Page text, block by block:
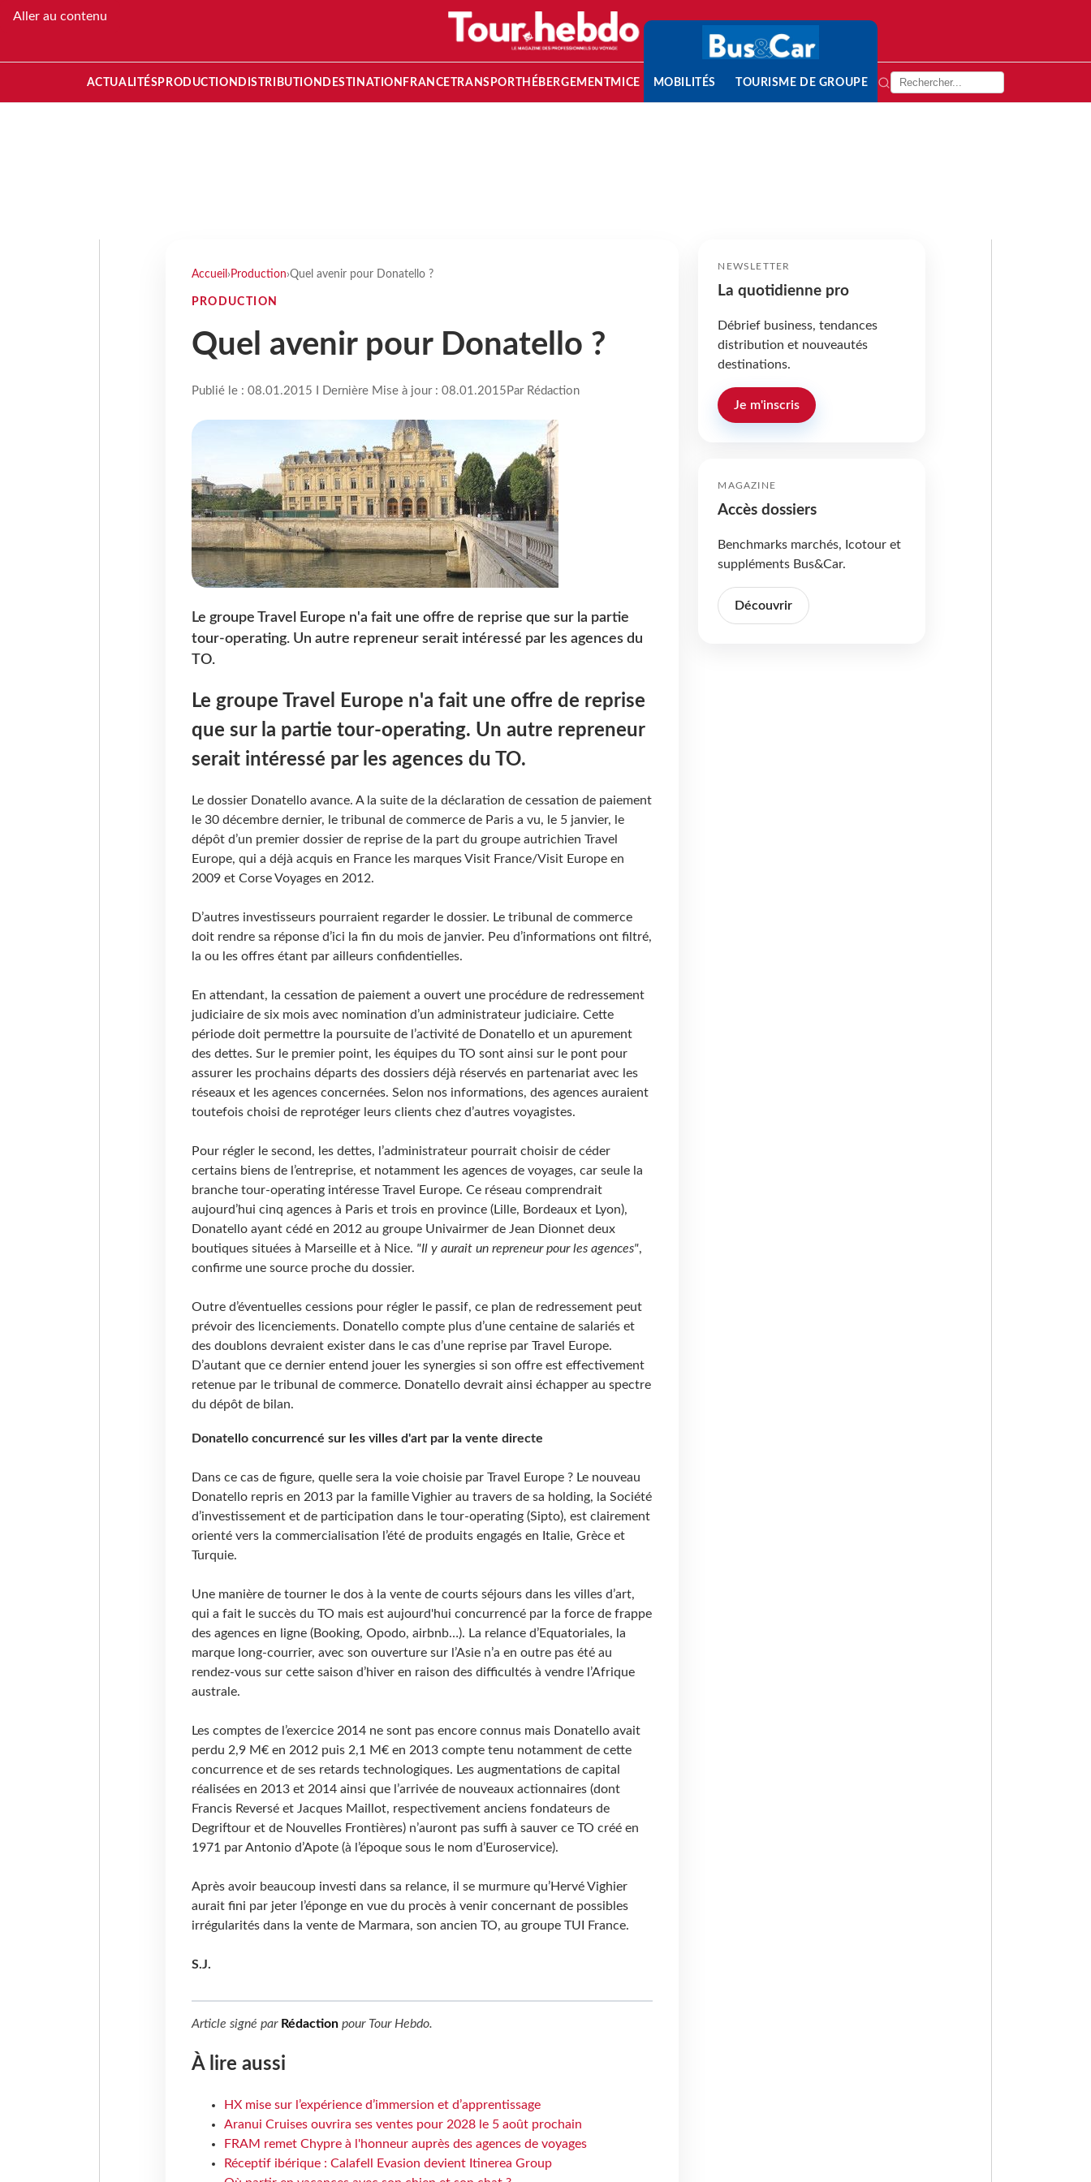
Aller au contenu
ACTUALITÉS PRODUCTION DISTRIBUTION DESTINATION FRANCETRANSPORT HÉBERGEMENTMICE MOBILITÉS TOURISME DE GROUPE
Accueil › Production›Quel avenir pour Donatello ?
PRODUCTION
Quel avenir pour Donatello ?
Publié le : 08.01.2015 I Dernière Mise à jour : 08.01.2015 Par Rédaction
Le groupe Travel Europe n'a fait une offre de reprise que sur la partie
tour-operating. Un autre repreneur serait intéressé par les agences du
TO.
Le groupe Travel Europe n'a fait une offre de reprise
que sur la partie tour-operating. Un autre repreneur
serait intéressé par les agences du TO.
Le dossier Donatello avance. A la suite de la déclaration de cessation de paiement
le 30 décembre dernier, le tribunal de commerce de Paris a vu, le 5 janvier, le
dépôt d’un premier dossier de reprise de la part du groupe autrichien Travel
Europe, qui a déjà acquis en France les marques Visit France/Visit Europe en
2009 et Corse Voyages en 2012.
D’autres investisseurs pourraient regarder le dossier. Le tribunal de commerce
doit rendre sa réponse d’ici la fin du mois de janvier. Peu d’informations ont filtré,
la ou les offres étant par ailleurs confidentielles.
En attendant, la cessation de paiement a ouvert une procédure de redressement
judiciaire de six mois avec nomination d’un administrateur judiciaire. Cette
période doit permettre la poursuite de l’activité de Donatello et un apurement
des dettes. Sur le premier point, les équipes du TO sont ainsi sur le pont pour
assurer les prochains départs des dossiers déjà réservés en partenariat avec les
réseaux et les agences concernées. Selon nos informations, des agences auraient
toutefois choisi de reprotéger leurs clients chez d’autres voyagistes.
Pour régler le second, les dettes, l’administrateur pourrait choisir de céder
certains biens de l’entreprise, et notamment les agences de voyages, car seule la
branche tour-operating intéresse Travel Europe. Ce réseau comprendrait
aujourd’hui cinq agences à Paris et trois en province (Lille, Bordeaux et Lyon),
Donatello ayant cédé en 2012 au groupe Univairmer de Jean Dionnet deux
boutiques situées à Marseille et à Nice. "Il y aurait un repreneur pour les agences",
confirme une source proche du dossier.
Outre d’éventuelles cessions pour régler le passif, ce plan de redressement peut
prévoir des licenciements. Donatello compte plus d’une centaine de salariés et
des doublons devraient exister dans le cas d’une reprise par Travel Europe.
D’autant que ce dernier entend jouer les synergies si son offre est effectivement
retenue par le tribunal de commerce. Donatello devrait ainsi échapper au spectre
du dépôt de bilan.
Donatello concurrencé sur les villes d'art par la vente directe
Dans ce cas de figure, quelle sera la voie choisie par Travel Europe ? Le nouveau
Donatello repris en 2013 par la famille Vighier au travers de sa holding, la Société
d’investissement et de participation dans le tour-operating (Sipto), est clairement
orienté vers la commercialisation l’été de produits engagés en Italie, Grèce et
Turquie.
Une manière de tourner le dos à la vente de courts séjours dans les villes d’art,
qui a fait le succès du TO mais est aujourd'hui concurrencé par la force de frappe
des agences en ligne (Booking, Opodo, airbnb…). La relance d’Equatoriales, la
marque long-courrier, avec son ouverture sur l’Asie n’a en outre pas été au
rendez-vous sur cette saison d’hiver en raison des difficultés à vendre l’Afrique
australe.
Les comptes de l’exercice 2014 ne sont pas encore connus mais Donatello avait
perdu 2,9 M€ en 2012 puis 2,1 M€ en 2013 compte tenu notamment de cette
concurrence et de ses retards technologiques. Les augmentations de capital
réalisées en 2013 et 2014 ainsi que l’arrivée de nouveaux actionnaires (dont
Francis Reversé et Jacques Maillot, respectivement anciens fondateurs de
Degriftour et de Nouvelles Frontières) n’auront pas suffi à sauver ce TO créé en
1971 par Antonio d’Apote (à l’époque sous le nom d’Euroservice).
Après avoir beaucoup investi dans sa relance, il se murmure qu’Hervé Vighier
aurait fini par jeter l’éponge en vue du procès à venir concernant de possibles
irrégularités dans la vente de Marmara, son ancien TO, au groupe TUI France.
S.J.
Article signé par Rédactionpour Tour Hebdo.
À lire aussi
HX mise sur l’expérience d’immersion et d’apprentissage
Aranui Cruises ouvrira ses ventes pour 2028 le 5 août prochain
FRAM remet Chypre à l'honneur auprès des agences de voyages
Réceptif ibérique : Calafell Evasion devient Itinerea Group
NEWSLETTER
La quotidienne pro
Débrief business, tendances
distribution et nouveautés
destinations.
Je m'inscris
MAGAZINE
Accès dossiers
Benchmarks marchés, Icotour et
suppléments Bus&Car.
Découvrir